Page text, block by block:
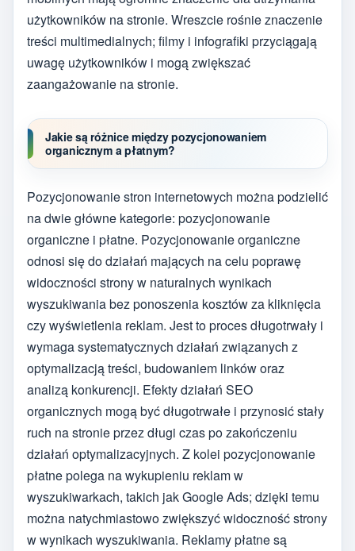
użytkowników na stronie. Wreszcie rośnie znaczenie
treści multimedialnych; filmy i infografiki przyciągają
uwagę użytkowników i mogą zwiększać
zaangażowanie na stronie.
Jakie są różnice między pozycjonowaniem
organicznym a płatnym?
Pozycjonowanie stron internetowych można podzielić
na dwie główne kategorie: pozycjonowanie
organiczne i płatne. Pozycjonowanie organiczne
odnosi się do działań mających na celu poprawę
widoczności strony w naturalnych wynikach
wyszukiwania bez ponoszenia kosztów za kliknięcia
czy wyświetlenia reklam. Jest to proces długotrwały i
wymaga systematycznych działań związanych z
optymalizacją treści, budowaniem linków oraz
analizą konkurencji. Efekty działań SEO
organicznych mogą być długotrwałe i przynosić stały
ruch na stronie przez długi czas po zakończeniu
działań optymalizacyjnych. Z kolei pozycjonowanie
płatne polega na wykupieniu reklam w
wyszukiwarkach, takich jak Google Ads; dzięki temu
można natychmiastowo zwiększyć widoczność strony
w wynikach wyszukiwania. Reklamy płatne są